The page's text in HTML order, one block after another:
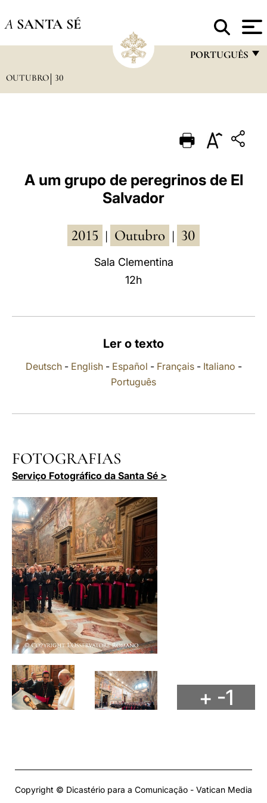
A SANTA SÉ
PORTUGUÊS
PORTUGUÊS
ESPAÑOL
العربيّة
OUTUBRO 30
A um grupo de peregrinos de El
Salvador
2015 Outubro 30
Sala Clementina
12h
Ler o texto
Deutsch- English- Español - Français- Italiano -
Português
FOTOGRAFIAS
Serviço Fotográfico da Santa Sé >
+ -1
Copyright © Dicastério para a Comunicação - Vatican Media